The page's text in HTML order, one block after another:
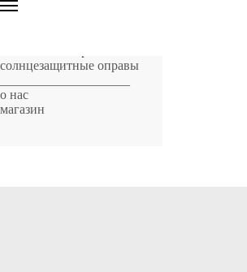
солнцезащитные оправы
о нас
магазин